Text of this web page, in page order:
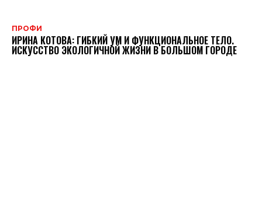
ПРОФИ
ИРИНА КОТОВА: ГИБКИЙ УМ И ФУНКЦИОНАЛЬНОЕ ТЕЛО.
ИСКУССТВО ЭКОЛОГИЧНОЙ ЖИЗНИ В БОЛЬШОМ ГОРОДЕ